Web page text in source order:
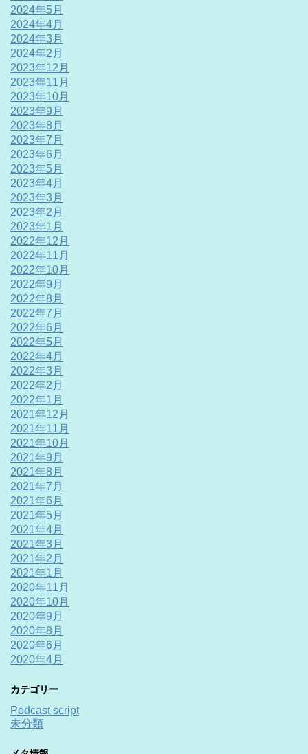
2024年5月
2024年4月
2024年3月
2024年2月
2023年12月
2023年11月
2023年10月
2023年9月
2023年8月
2023年7月
2023年6月
2023年5月
2023年4月
2023年3月
2023年2月
2023年1月
2022年12月
2022年11月
2022年10月
2022年9月
2022年8月
2022年7月
2022年6月
2022年5月
2022年4月
2022年3月
2022年2月
2022年1月
2021年12月
2021年11月
2021年10月
2021年9月
2021年8月
2021年7月
2021年6月
2021年5月
2021年4月
2021年3月
2021年2月
2021年1月
2020年11月
2020年10月
2020年9月
2020年8月
2020年6月
2020年4月
カテゴリー
Podcast script
未分類